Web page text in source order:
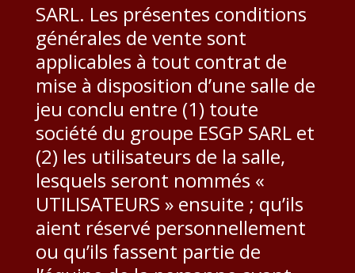
SARL. Les présentes conditions
générales de vente sont
applicables à tout contrat de
mise à disposition d’une salle de
jeu conclu entre (1) toute
société du groupe ESGP SARL et
(2) les utilisateurs de la salle,
lesquels seront nommés «
UTILISATEURS » ensuite ; qu’ils
aient réservé personnellement
ou qu’ils fassent partie de